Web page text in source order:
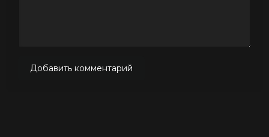
Добавить комментарий